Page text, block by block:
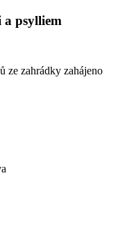
a psylliem
ze zahrádky zahájeno